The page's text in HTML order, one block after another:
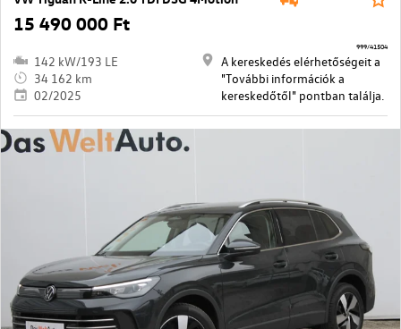
15 490 000 Ft
142 kW/193 LE
34 162 km
02/2025
A kereskedés elérhetőségeit a
"További információk a
kereskedőtől" pontban találja.
999/41504